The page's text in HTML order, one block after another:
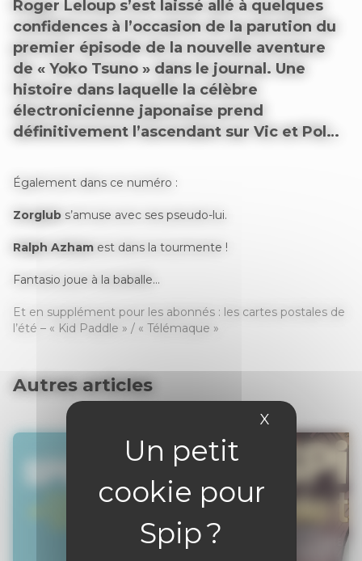
X Masquer le
Roger Leloup s’est laissé allé à quelques
confidences à l’occasion de la parution du
premier épisode de la nouvelle aventure
de « Yoko Tsuno » dans le journal. Une
histoire dans laquelle la célèbre
électronicienne japonaise prend
définitivement l’ascendant sur Vic et Pol…
Également dans ce numéro :
Zorglub s’amuse avec ses pseudo-lui.
Ralph Azham est dans la tourmente !
Fantasio joue à la baballe…
Et en supplément pour les abonnés : les cartes postales de
l’été – « Kid Paddle » / « Télémaque »
Autres articles